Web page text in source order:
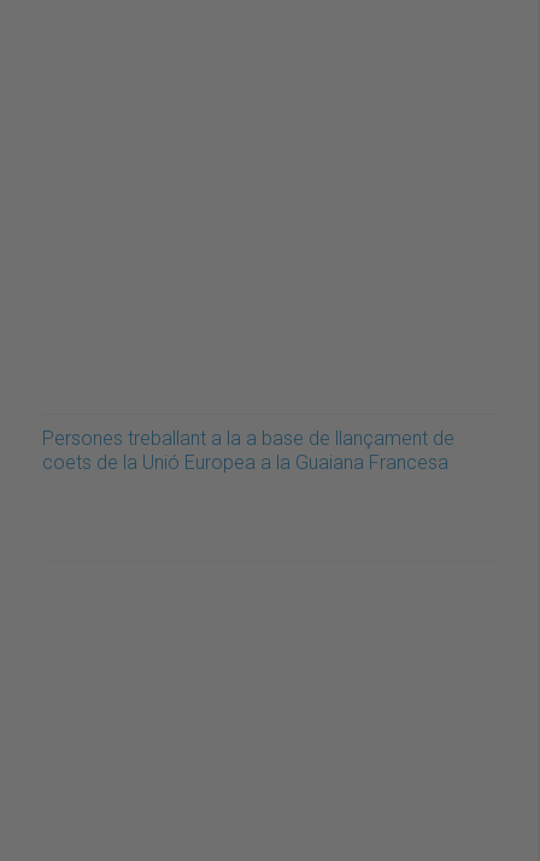
Persones treballant a la a base de llançament de
coets de la Unió Europea a la Guaiana Francesa